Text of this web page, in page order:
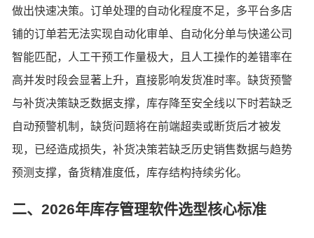
做出快速决策。订单处理的自动化程度不足，多平台多店
铺的订单若无法实现自动化审单、自动化分单与快递公司
智能匹配，人工干预工作量极大，且人工操作的差错率在
高并发时段会显著上升，直接影响发货准时率。缺货预警
与补货决策缺乏数据支撑，库存降至安全线以下时若缺乏
自动预警机制，缺货问题将在前端超卖或断货后才被发
现，已经造成损失，补货决策若缺乏历史销售数据与趋势
预测支撑，备货精准度低，库存结构持续劣化。
二、2026年库存管理软件选型核心标准